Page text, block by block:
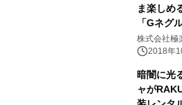
ま楽しめ
「Gネグ
現！
株式会社極
2018年
暗闇に光
ャが